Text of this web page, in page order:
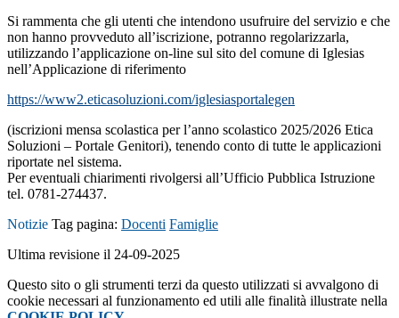
Si rammenta che gli utenti che intendono usufruire del servizio e che
non hanno provveduto all’iscrizione, potranno regolarizzarla,
utilizzando l’applicazione on-line sul sito del comune di Iglesias
nell’Applicazione di riferimento
https://www2.eticasoluzioni.com/iglesiasportalegen
(iscrizioni mensa scolastica per l’anno scolastico 2025/2026 Etica
Soluzioni – Portale Genitori), tenendo conto di tutte le applicazioni
riportate nel sistema.
Per eventuali chiarimenti rivolgersi all’Ufficio Pubblica Istruzione
tel. 0781-274437.
Notizie Tag pagina: Docenti Famiglie
Ultima revisione il 24-09-2025
Questo sito o gli strumenti terzi da questo utilizzati si avvalgono di
cookie necessari al funzionamento ed utili alle finalità illustrate nella